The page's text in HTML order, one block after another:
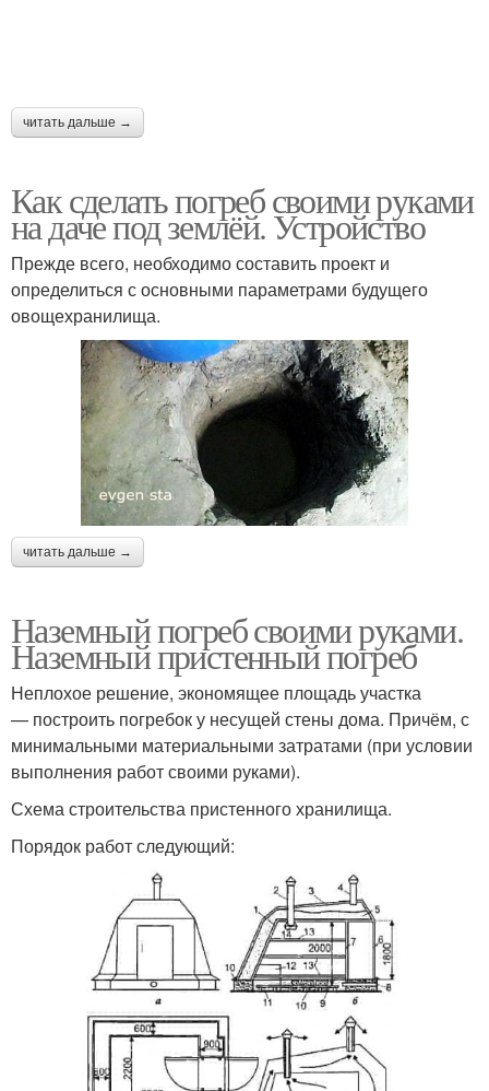
читать дальше →
Как сделать погреб своими руками
на даче под землёй. Устройство
Прежде всего, необходимо составить проект и
определиться с основными параметрами будущего
овощехранилища.
читать дальше →
Наземный погреб своими руками.
Наземный пристенный погреб
Неплохое решение, экономящее площадь участка
— построить погребок у несущей стены дома. Причём, с
минимальными материальными затратами (при условии
выполнения работ своими руками).
Схема строительства пристенного хранилища.
Порядок работ следующий: